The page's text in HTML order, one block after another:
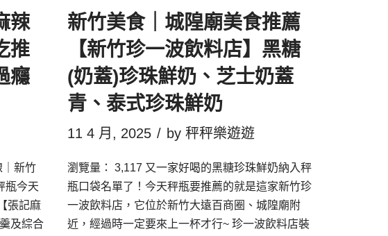
辣
推
癮
｜新竹
瓶今天
張記麻
及綜合
新竹美食｜城隍廟美食推薦
【新竹珍一波飲料店】黑糖
(奶蓋)珍珠鮮奶、芝士奶蓋
青、泰式珍珠鮮奶
11 4 月, 2025 by 秤秤樂遊遊
瀏覽量： 3,117 又一家好喝的黑糖珍珠鮮奶納入秤
瓶口袋名單了！今天秤瓶要推薦的就是這家新竹珍
一波飲料店，它位於新竹大遠百商圈、城隍廟附
近，經過時一定要來上一杯才行~ 珍一波飲料店裝